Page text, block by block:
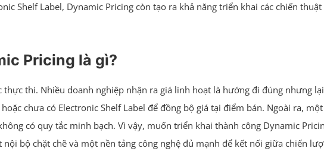
Shelf Label, Dynamic Pricing còn tạo ra khả năng triển khai các chiến
Pricing là gì?
thi. Nhiều doanh nghiệp nhận ra giá linh hoạt là hướng đi đúng nhưng
chưa có Electronic Shelf Label để đồng bộ giá tại điểm bán. Ngoài ra,
có quy tắc minh bạch. Vì vậy, muốn triển khai thành công Dynamic
bộ chặt chẽ và một nền tảng công nghệ đủ mạnh để kết nối giữa chiến